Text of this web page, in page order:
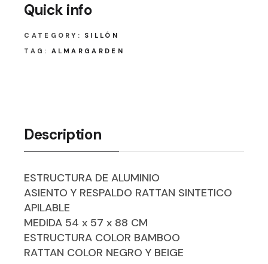
Quick info
CATEGORY:
SILLÓN
TAG:
ALMARGARDEN
Description
ESTRUCTURA DE ALUMINIO
ASIENTO Y RESPALDO RATTAN SINTETICO
APILABLE
MEDIDA 54 x 57 x 88 CM
ESTRUCTURA COLOR BAMBOO
RATTAN COLOR NEGRO Y BEIGE